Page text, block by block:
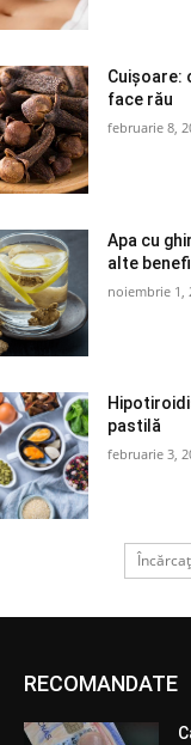
Cuișoare:
face rău
februarie 8,
Apa cu
alte
noiembrie 1,
pastilă
februarie 3,
RECOMANDATE